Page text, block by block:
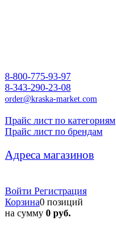
8-800-775-93-97
8-343-290-23-08
order@kraska-market.com
Прайс лист по категориям
Прайс лист по брендам
Адреса магазинов
Войти Регистрация
Корзина0 позиций
на сумму 0 руб.